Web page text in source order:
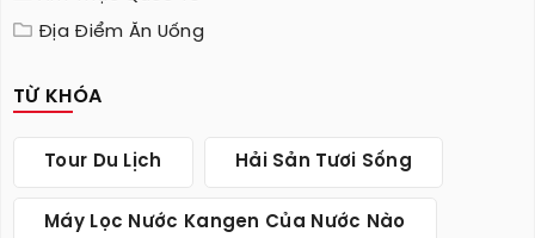
Địa Điểm Ăn Uống
TỪ KHÓA
Tour Du Lịch Hải Sản Tươi Sống
Máy Lọc Nước Kangen Của Nước Nào